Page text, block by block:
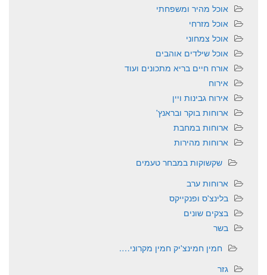
אוכל מהיר ומשפחתי
אוכל מזרחי
אוכל צמחוני
אוכל שילדים אוהבים
אורח חיים בריא מתכונים ועוד
אירוח
אירוח גבינות ויין
ארוחות בוקר ובראנץ'
ארוחות במחבת
ארוחות מהירות
שקשוקות במבחר טעמים
ארוחות ערב
בלינצ'ס ופנקייקס
בצקים שונים
בשר
חמין חמינצ'יק חמין מקרוני….
גזר